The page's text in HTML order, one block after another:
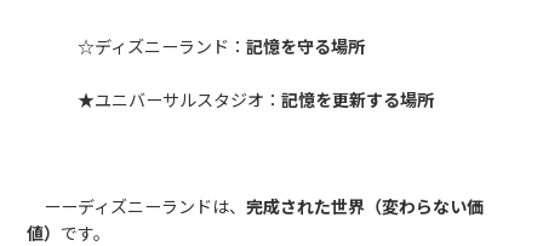
☆ディズニーランド：記憶を守る場所
★ユニバーサルスタジオ：記憶を更新する場所
ーーディズニーランドは、完成された世界（変わらない価
値） です。